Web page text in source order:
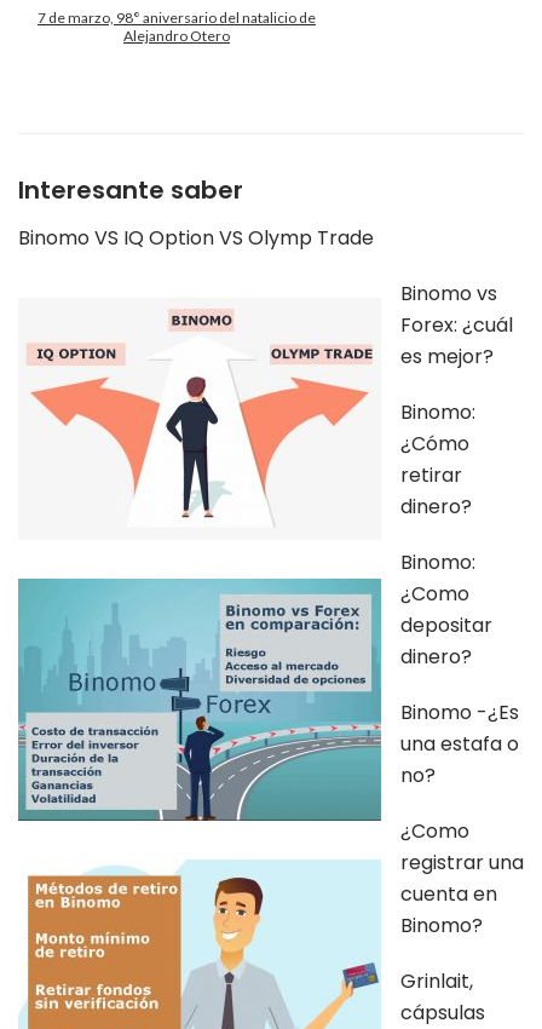
7 de marzo, 98° aniversario del natalicio de
Alejandro Otero
Interesante saber
Binomo VS IQ Option VS Olymp Trade
Binomo vs
Forex: ¿cuál
es mejor?
Binomo:
¿Cómo
retirar
dinero?
Binomo:
¿Como
depositar
dinero?
Binomo -¿Es
una estafa o
no?
¿Como
registrar una
cuenta en
Binomo?
Grinlait,
cápsulas